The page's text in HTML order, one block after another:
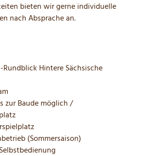
bieten wir gerne individuelle
nach Absprache an.
Rundblick Hintere Sächsische
zur Baude möglich /
(Sommersaison)